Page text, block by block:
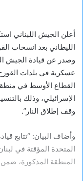
أعلن الجيش اللبناني
الليطاني بعد انسحاب
وصدر عن قيادة الجيش
عسكرية في بلدات
القطاع الأوسط في
الإسرائيلي، وذلك
وقف إطلاق النار”.
وأضاف البيان: “تتابع
المتحدة المؤقتة في
المنطقة المذكورة، ضمن إطار